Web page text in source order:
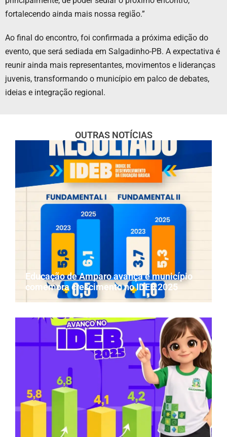
fortalecendo ainda mais nossa região.”
Ao final do encontro, foi confirmada a próxima edição do
evento, que será sediada em Salgadinho-PB. A expectativa é
reunir ainda mais representantes, movimentos e lideranças
juvenis, transformando o município em palco de debates,
ideias e integração regional.
OUTRAS NOTÍCIAS
Educação de Amparo avança e município
comemora crescimento no IDEB 2025